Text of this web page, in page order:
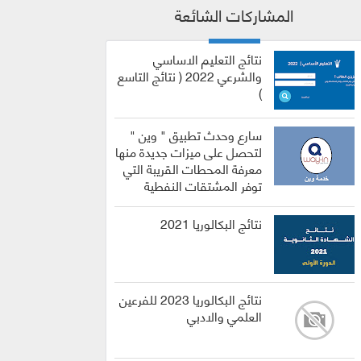
المشاركات الشائعة
نتائج التعليم الاساسي
والشرعي 2022 ( نتائج التاسع
)
سارع وحدث تطبيق " وين "
لتحصل على ميزات جديدة منها
معرفة المحطات القريبة التي
توفر المشتقات النفطية
نتائج البكالوريا 2021
نتائج البكالوريا 2023 للفرعين
العلمي والادبي